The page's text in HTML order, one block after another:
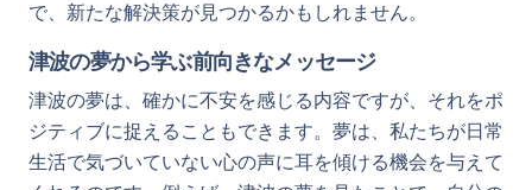
で、新たな解決策が見つかるかもしれません。
津波の夢から学ぶ前向きなメッセージ
津波の夢は、確かに不安を感じる内容ですが、それをポ
ジティブに捉えることもできます。夢は、私たちが日常
生活で気づいていない心の声に耳を傾ける機会を与えて